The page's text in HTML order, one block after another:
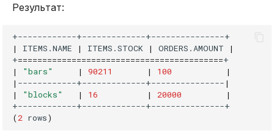
Результат:
|
ITEMS.NAME | ITEMS.STOCK | ORDERS.AMOUNT
|
+==========================================
|
"bars" | 90211 | 100
|
| ------------+-------------+--------------- |
|
"blocks" | 16 | 20000
|
(2 rows)